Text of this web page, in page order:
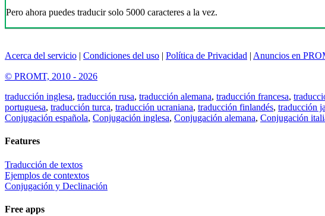
Pero ahora puedes traducir solo 5000 caracteres a la vez.
Acerca del servicio | Condiciones del uso | Política de Privacidad | Anuncios en
© PROMT, 2010 - 2026
traducción inglesa, traducción rusa, traducción alemana, traducción francesa,
portuguesa, traducción turca, traducción ucraniana, traducción finlandés, traducción
Conjugación española, Conjugación inglesa, Conjugación alemana, Conjugación
Features
Traducción de textos
Ejemplos de contextos
Conjugación y Declinación
Free apps